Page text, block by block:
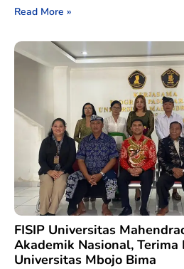
Read More »
FISIP Universitas
Akademik Nasional, Terima
Universitas Mbojo Bima